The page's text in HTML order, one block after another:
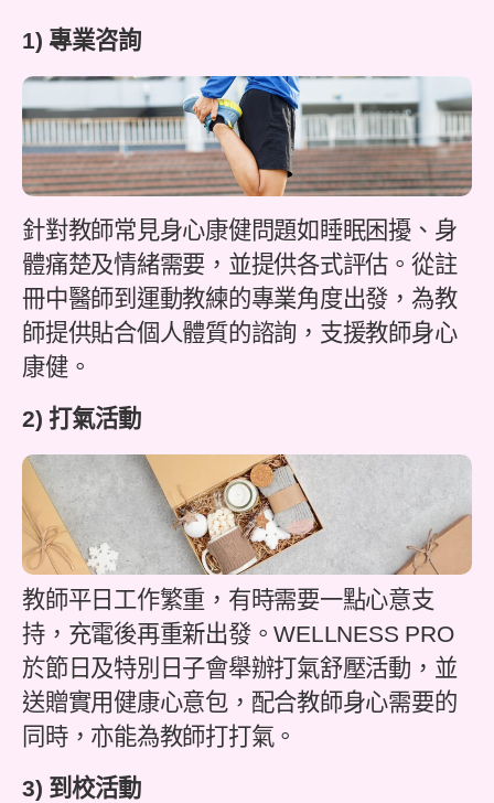
1) 專業咨詢
針對教師常見身心康健問題如睡眠困擾、身
體痛楚及情緒需要，並提供各式評估。從註
冊中醫師到運動教練的專業角度出發，為教
師提供貼合個人體質的諮詢，支援教師身心
康健。
2) 打氣活動
教師平日工作繁重，有時需要一點心意支
持，充電後再重新出發。WELLNESS PRO
於節日及特別日子會舉辦打氣舒壓活動，並
送贈實用健康心意包，配合教師身心需要的
同時，亦能為教師打打氣。
3) 到校活動